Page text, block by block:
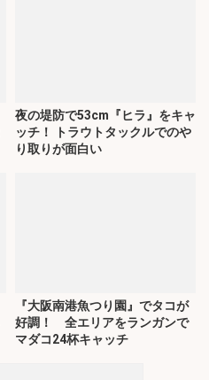
夜の堤防で53cm『ヒラ』をキャ
ッチ！ トラウトタックルでのや
り取りが面白い
『大阪南港魚つり園』でタコが
好調！ 全エリアをランガンで
マダコ24杯キャッチ